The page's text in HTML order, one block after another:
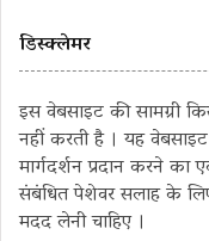
डिस्क्लेमर
इस वेबसाइट की सामग्री
नहीं करती है । यह
मार्गदर्शन प्रदान करने का
संबंधित पेशेवर सलाह के
मदद लेनी चाहिए ।